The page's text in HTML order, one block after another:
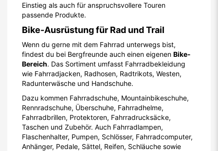
Einstieg als auch für anspruchsvollere Touren
passende Produkte.
Bike-Ausrüstung für Rad und Trail
Wenn du gerne mit dem Fahrrad unterwegs bist,
findest du bei Bergfreunde auch einen eigenen Bike-
Bereich. Das Sortiment umfasst Fahrradbekleidung
wie Fahrradjacken, Radhosen, Radtrikots, Westen,
Radunterwäsche und Handschuhe.
Dazu kommen Fahrradschuhe, Mountainbikeschuhe,
Rennradschuhe, Überschuhe, Fahrradhelme,
Fahrradbrillen, Protektoren, Fahrradrucksäcke,
Taschen und Zubehör. Auch Fahrradlampen,
Flaschenhalter, Pumpen, Schlösser, Fahrradcomputer,
Anhänger, Pedale, Sättel, Reifen, Schläuche sowie